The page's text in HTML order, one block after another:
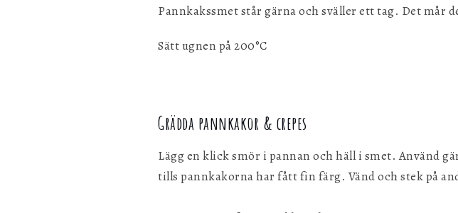
Pannkakssmet står gärna och sväller ett tag. Det
Sätt ugnen på 200°C
Grädda pannkakor & crepes
Lägg en klick smör i pannan och häll i smet. Använd
tills pannkakorna har fått fin färg. Vänd och stek på